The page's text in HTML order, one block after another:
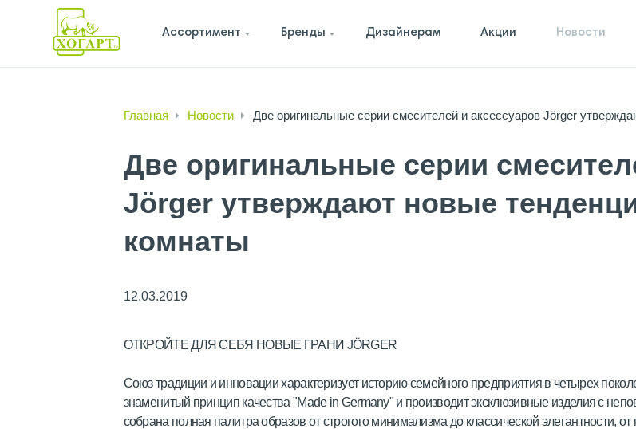
Ассортимент Бренды Дизайнерам Акции Новости
Главная Новости Две оригинальные серии смесителей и аксессуаров Jörger
Две оригинальные серии
Jörger утверждают новые
комнаты
12.03.2019
ОТКРОЙТЕ ДЛЯ СЕБЯ НОВЫЕ ГРАНИ JÖRGER
Союз традиции и инновации характеризует историю семейного предприятия в четырех
знаменитый принцип качества "Made in Germany" и производит эксклюзивные изделия с
собрана полная палитра образов от строгого минимализма до классической элегантности,